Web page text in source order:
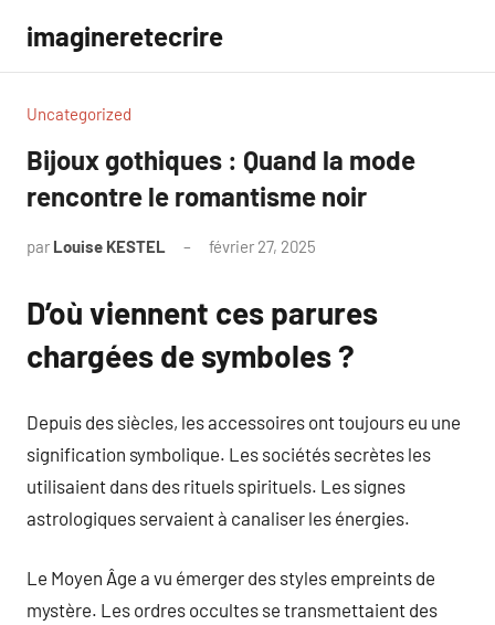
contenu
imagineretecrire
Uncategorized
Bijoux gothiques : Quand la mode
rencontre le romantisme noir
par Louise KESTEL février 27, 2025
D’où viennent ces parures
chargées de symboles ?
Depuis des siècles, les accessoires ont toujours eu une
signification symbolique. Les sociétés secrètes les
utilisaient dans des rituels spirituels. Les signes
astrologiques servaient à canaliser les énergies.
Le Moyen Âge a vu émerger des styles empreints de
mystère. Les ordres occultes se transmettaient des